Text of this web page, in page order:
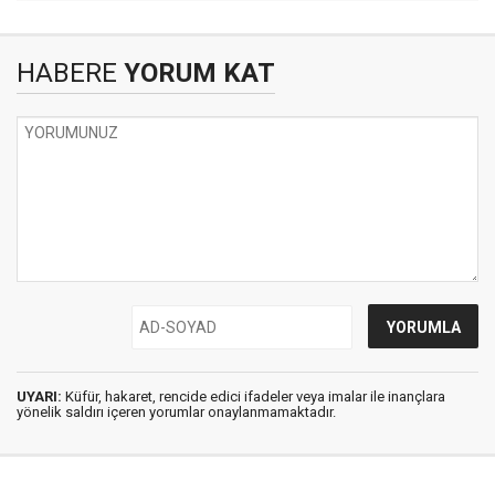
HABERE YORUM KAT
UYARI: Küfür, hakaret, rencide edici ifadeler veya imalar ile inançlara
yönelik saldırı içeren yorumlar onaylanmamaktadır.